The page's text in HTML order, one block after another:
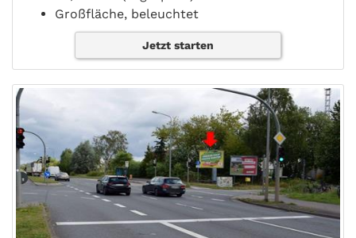
Großfläche, beleuchtet
Jetzt starten